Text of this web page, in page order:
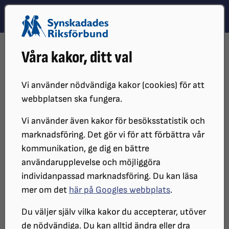
Våra kakor, ditt val
Vi använder nödvändiga kakor (cookies) för att
webbplatsen ska fungera.
Vi använder även kakor för besöksstatistik och
marknadsföring. Det gör vi för att förbättra vår
kommunikation, ge dig en bättre
användarupplevelse och möjliggöra
individanpassad marknadsföring. Du kan läsa
mer om det här på Googles webbplats.
Du väljer själv vilka kakor du accepterar, utöver
de nödvändiga. Du kan alltid ändra eller dra
Hoppa till innehåll
Hoppa till hitta snabbt
DISTRIKT
SRF SKÅNE
SRF SKÅNES LOKALFÖRENINGAR
RÖRELSEGLÄDJE PÅ ÖRESUNDS FUNKIS
Rörelseglädje på Öresunds
Funkis
DATUM:
2026-06-25 klockan 13:00 - 14:00
PLATS:
Öresunds Funkis, Ribersborgsstigen 6 i Malmö